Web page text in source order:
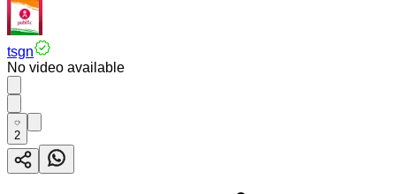
tsgn
No video available
2